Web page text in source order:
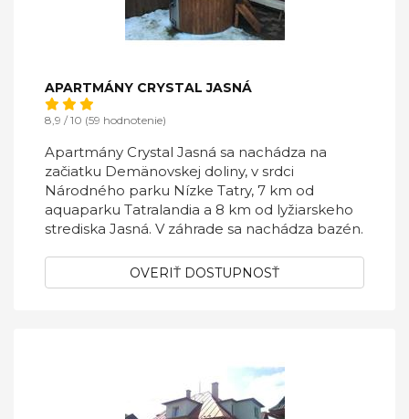
APARTMÁNY CRYSTAL JASNÁ
8,9 / 10 (59 hodnotenie)
Apartmány Crystal Jasná sa nachádza na
začiatku Demänovskej doliny, v srdci
Národného parku Nízke Tatry, 7 km od
aquaparku Tatralandia a 8 km od lyžiarskeho
strediska Jasná. V záhrade sa nachádza bazén.
OVERIŤ DOSTUPNOSŤ